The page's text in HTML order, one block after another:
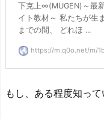
下克上∞(MUGEN)～最
イト教材～ 私たちが生
までの間、 どれほ ...
https://m.q0o.net/m/
もし、ある程度知っ